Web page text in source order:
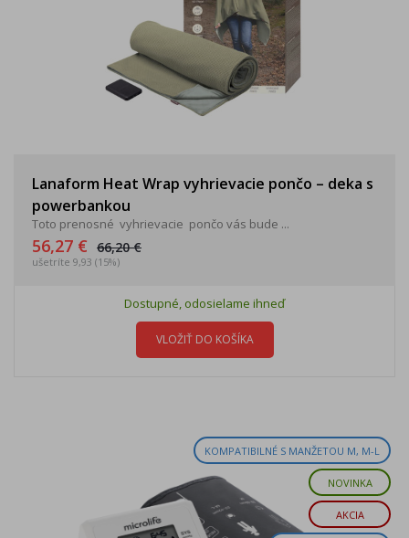
Lanaform Heat Wrap vyhrievacie pončo – deka s
powerbankou
Toto prenosné vyhrievacie pončo vás bude ...
56,27 € 66,20 €
ušetríte 9,93 (15%)
Dostupné, odosielame ihneď
VLOŽIŤ DO KOŠÍKA
KOMPATIBILNÉ S MANŽETOU M, M-L
NOVINKA
AKCIA